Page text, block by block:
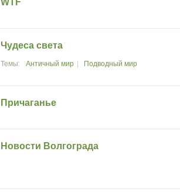
WTF
Чудеса света
Античный мир Подводный мир
Причаганье
Новости Волгограда